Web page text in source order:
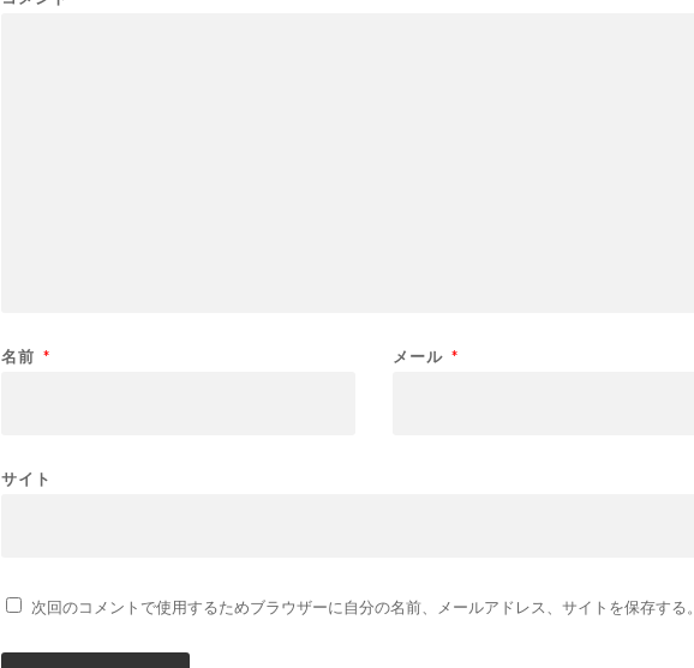
名前 * メール *
サイト
次回のコメントで使用するためブラウザーに自分の名前、メールアドレス、サイトを保存する。